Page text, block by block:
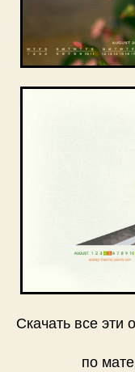
Скачать все эти
по